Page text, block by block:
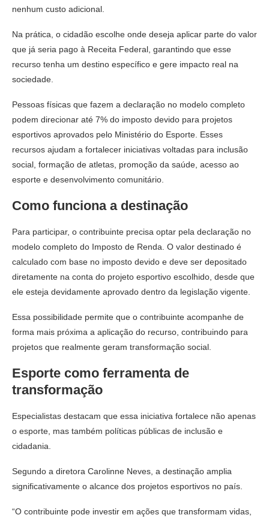
nenhum custo adicional.
Na prática, o cidadão escolhe onde deseja aplicar parte do valor
que já seria pago à Receita Federal, garantindo que esse
recurso tenha um destino específico e gere impacto real na
sociedade.
Pessoas físicas que fazem a declaração no modelo completo
podem direcionar até 7% do imposto devido para projetos
esportivos aprovados pelo Ministério do Esporte. Esses
recursos ajudam a fortalecer iniciativas voltadas para inclusão
social, formação de atletas, promoção da saúde, acesso ao
esporte e desenvolvimento comunitário.
Como funciona a destinação
Para participar, o contribuinte precisa optar pela declaração no
modelo completo do Imposto de Renda. O valor destinado é
calculado com base no imposto devido e deve ser depositado
diretamente na conta do projeto esportivo escolhido, desde que
ele esteja devidamente aprovado dentro da legislação vigente.
Essa possibilidade permite que o contribuinte acompanhe de
forma mais próxima a aplicação do recurso, contribuindo para
projetos que realmente geram transformação social.
Esporte como ferramenta de
transformação
Especialistas destacam que essa iniciativa fortalece não apenas
o esporte, mas também políticas públicas de inclusão e
cidadania.
Segundo a diretora Carolinne Neves, a destinação amplia
significativamente o alcance dos projetos esportivos no país.
“O contribuinte pode investir em ações que transformam vidas,